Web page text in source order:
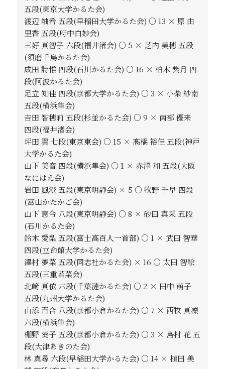
五段(東京大学かるた会)
渡辺 紬希 五段(早稲田大学かるた会) ○ 13 × 原 由
里香 五段(府中白妙会)
三好 真智子 六段(福井渚会) ○ 5 × 芝内 美穂 五段
(須磨千鳥かるた会)
成田 詩惟 四段(石川かるた会) ○ 16 × 柏木 紫月 四
段(阿波かるた会)
足立 知佳 四段(京都大学かるた会) ○ 3 × 小柴 紗南
五段(横浜隼会)
𠮷田 智穂莉 五段(杉並かるた会) ○ 9 × 南部 優来
四段(福井渚会)
坪田 翼 七段(東京東会) ○ 15 × 髙橋 裕佳 五段(神戸
大学かるた会)
山下 美音 四段(横浜隼会) ○ 1 × 赤澤 和 五段(大阪
なにはえ会)
岩田 風澄 五段(東京明静会) × 5 ○ 牧野 千早 四段
(富山かたかご会)
山下 恵令 八段(東京明静会) ○ 8 × 砂田 真采 五段
(石川かるた会)
鈴木 愛梨 五段(富士高百人一首部) ○ 1 × 武田 智華
四段(立命館大学かるた会)
澤村 夢菜 五段(同志社かるた会) × 16 ○ 太田 智絵
五段(三重若菜会)
北﨑 真依 六段(千葉漣かるた会) ○ 2 × 田中 萌子
五段(九州大学かるた会)
山添 百合 八段(京都小倉かるた会) ○ 7 × 西牧 真凜
六段(横浜隼会)
棚野 葵子 五段(京都小倉かるた会) ○ 3 × 島村 花 五
段(大津あきのた会)
林 真尋 六段(早稲田大学かるた会) ○ 14 × 植田 美